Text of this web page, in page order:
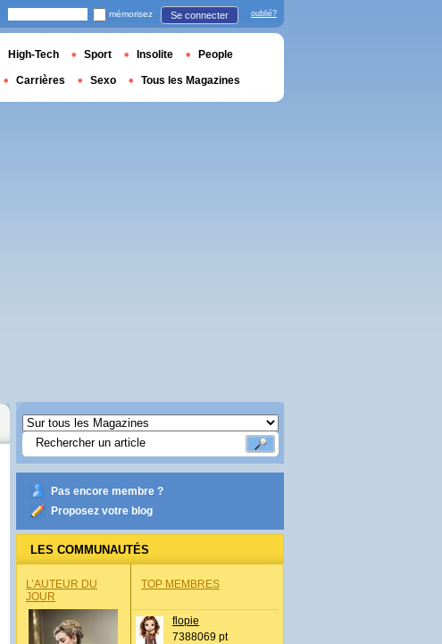
Pas encore membre ?
Proposez votre blog
LES COMMUNAUTÉS
L’AUTEUR DU
JOUR
TOP MEMBRES
flopie
7388069 pt
mémorisez Se connecter oublié?
High-Tech Sport Insolite People
Carrières Sexo Tous les Magazines